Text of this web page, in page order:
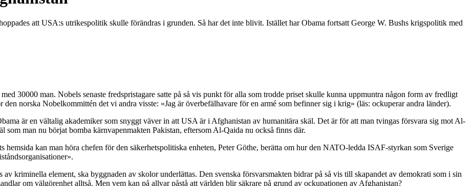
att USA:s utrikespolitik skulle förändras i grunden. Så har det inte blivit. Istället har Obama fortsatt George W. Bushs krigspolitik med
30000 man. Nobels senaste fredspristagare satte på så vis punkt för alla som trodde priset skulle kunna uppmuntra någon form av fredligt
norska Nobelkommittén det vi andra visste: »Jag är överbefälhavare för en armé som befinner sig i krig» (läs: ockuperar andra länder).
är en vältalig akademiker som snyggt väver in att USA är i Afghanistan av humanitära skäl. Det är för att man tvingas försvara sig mot Al-
som man nu börjat bomba kärnvapenmakten Pakistan, eftersom Al-Qaida nu också finns där.
hemsida kan man höra chefen för den säkerhetspolitiska enheten, Peter Göthe, berätta om hur den NATO-ledda ISAF-styrkan som Sverige
av kriminella element, ska byggnaden av skolor underlättas. Den svenska försvarsmakten bidrar på så vis till skapandet av demokrati som i sin
om välgörenhet alltså. Men vem kan på allvar påstå att världen blir säkrare på grund av ockupationen av Afghanistan?